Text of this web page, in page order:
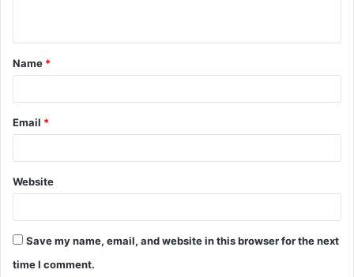
t
*
Name *
Email *
Website
Save my name, email, and website in this browser for the next
time I comment.